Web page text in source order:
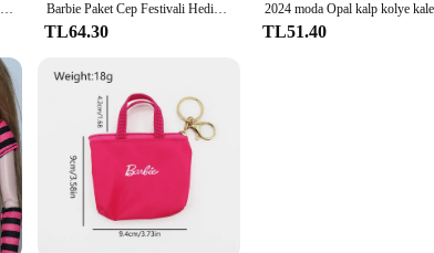
30 farklı yüksek topuk ayakkabı çizmeler için 11.8 inç Barbie bebek giysi aksesuarları kızın oyuncaklar doğum günü hediyesi Barbie Paket Cep Festivali Hediye Taşınabilir Depolama Sırt Çantası Çekme Halatı Depolama Oyuncak El Sevimli Kadın Aksesuarları Toptan
TL64.30 TL51.40